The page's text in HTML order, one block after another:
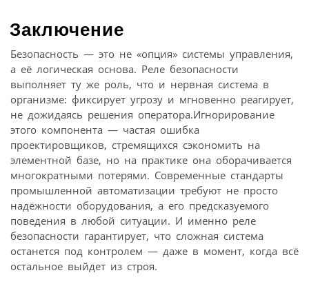
Заключение
Безопасность — это не «опция» системы управления,
а её логическая основа. Реле безопасности
выполняет ту же роль, что и нервная система в
организме: фиксирует угрозу и мгновенно реагирует,
не дожидаясь решения оператора.Игнорирование
этого компонента — частая ошибка
проектировщиков, стремящихся сэкономить на
элементной базе, но на практике она оборачивается
многократными потерями. Современные стандарты
промышленной автоматизации требуют не просто
надёжности оборудования, а его предсказуемого
поведения в любой ситуации. И именно реле
безопасности гарантирует, что сложная система
останется под контролем — даже в момент, когда всё
остальное выйдет из строя.